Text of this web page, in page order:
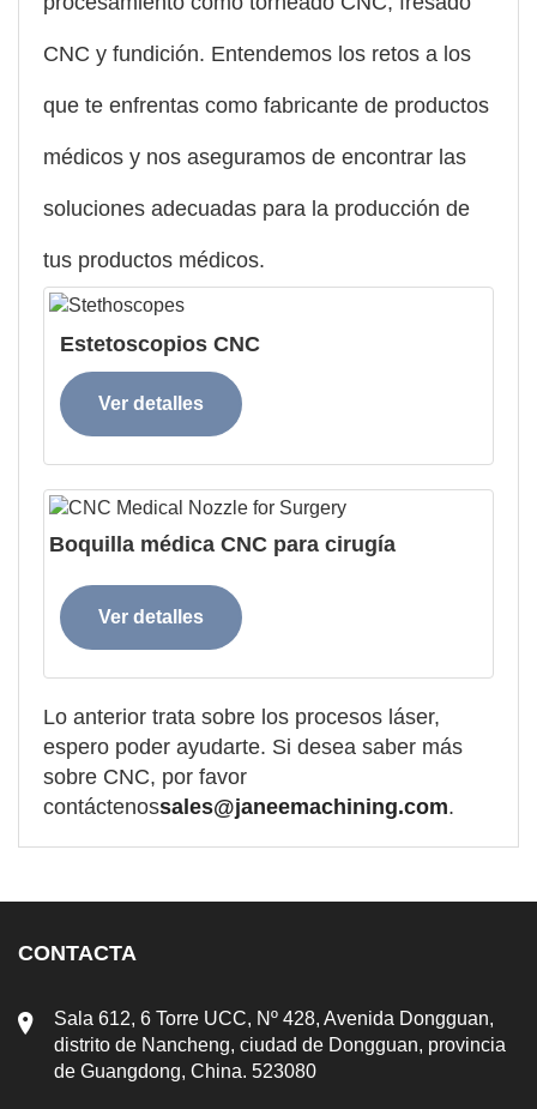
CNC y fundición. Entendemos los retos a los
que te enfrentas como fabricante de productos
médicos y nos aseguramos de encontrar las
soluciones adecuadas para la producción de
tus productos médicos.
Estetoscopios CNC
Ver detalles
Boquilla médica CNC para cirugía
Ver detalles
Lo anterior trata sobre los procesos láser,
espero poder ayudarte. Si desea saber más
sobre CNC, por favor
contáctenossales@janeemachining.com.
CONTACTA
Sala 612, 6 Torre UCC, Nº 428, Avenida Dongguan,
distrito de Nancheng, ciudad de Dongguan, provincia
de Guangdong, China. 523080